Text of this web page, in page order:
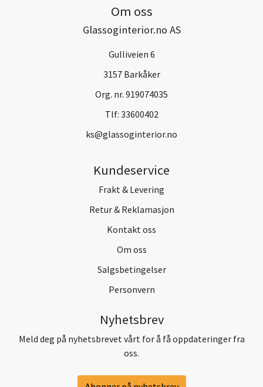
Om oss
Glassoginterior.no AS
Gulliveien 6
3157 Barkåker
Org. nr. 919074035
Tlf: 33600402
ks@glassoginterior.no
Kundeservice
Frakt & Levering
Retur & Reklamasjon
Kontakt oss
Om oss
Salgsbetingelser
Personvern
Nyhetsbrev
Meld deg på nyhetsbrevet vårt for å få oppdateringer fra
oss.